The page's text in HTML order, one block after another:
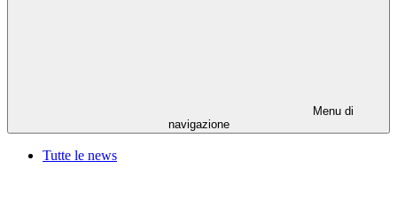
Menu di
navigazione
Tutte le news